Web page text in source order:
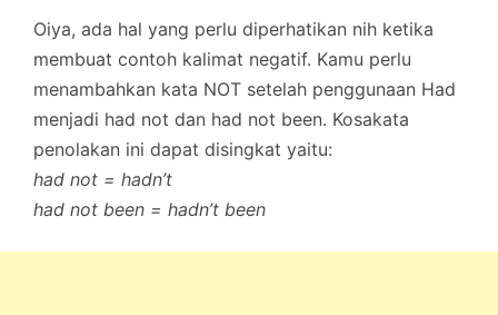
Oiya, ada hal yang perlu diperhatikan nih ketika
membuat contoh kalimat negatif. Kamu perlu
menambahkan kata NOT setelah penggunaan Had
menjadi had not dan had not been. Kosakata
penolakan ini dapat disingkat yaitu:
had not = hadn’t
had not been = hadn’t been